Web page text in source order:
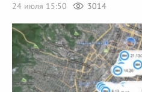
24 июля 15:50
3014